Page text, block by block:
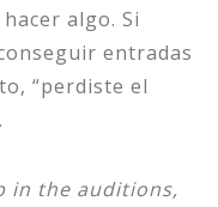
algo. Si
entradas
“perdiste el
in the auditions,